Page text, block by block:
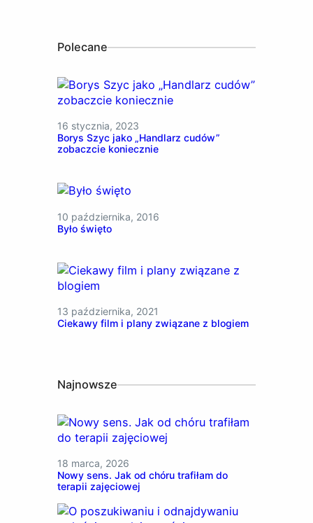
Polecane
16 stycznia, 2023
Borys Szyc jako „Handlarz cudów”
zobaczcie koniecznie
10 października, 2016
Było święto
13 października, 2021
Ciekawy film i plany związane z blogiem
Najnowsze
18 marca, 2026
Nowy sens. Jak od chóru trafiłam do
terapii zajęciowej